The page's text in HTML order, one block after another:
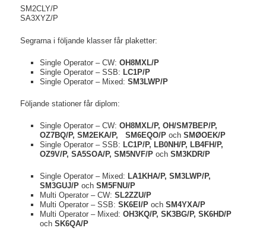
SM2CLY/P
SA3XYZ/P
Segrarna i följande klasser får plaketter:
Single Operator – CW: OH8MXL/P
Single Operator – SSB: LC1P/P
Single Operator – Mixed: SM3LWP/P
Följande stationer får diplom:
Single Operator – CW: OH8MXL/P, OH/SM7BEP/P,
OZ7BQ/P, SM2EKA/P, SM6EQO/P ochSMØOEK/P
Single Operator – SSB: LC1P/P, LB0NH/P, LB4FH/P,
OZ9V/P, SA5SOA/P, SM5NVF/P och SM3KDR/P
Single Operator – Mixed: LA1KHA/P, SM3LWP/P,
SM3GUJ/P och SM5FNU/P
Multi Operator – CW: SL2ZZU/P
Multi Operator – SSB: SK6EI/P och SM4YXA/P
Multi Operator – Mixed: OH3KQ/P, SK3BG/P, SK6HD/P
och SK6QA/P